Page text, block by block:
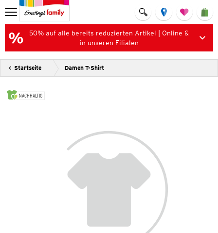
50% auf alle bereits reduzierten Artikel | Online &
in unseren Filialen
Startseite Damen T-Shirt
NACHHALTIG